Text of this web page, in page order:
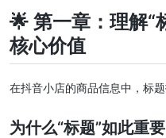
🌟 第一章：理解“
核心价值
在抖音小店的商品信息中，标
为什么“标题”如此重